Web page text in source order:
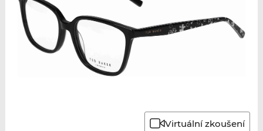
Virtuální zkoušení